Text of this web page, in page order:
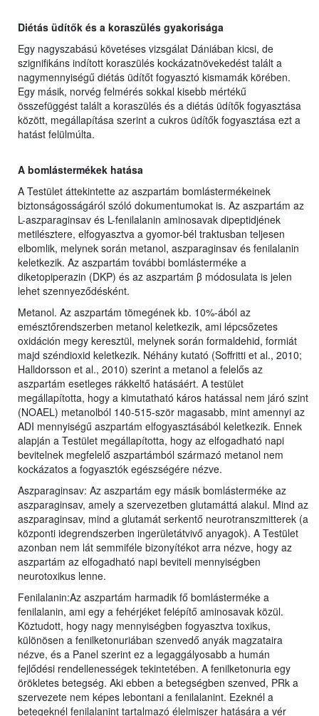
Diétás üdítők és a koraszülés gyakorisága
Egy nagyszabású követéses vizsgálat Dániában kicsi, de
szignifikáns indított koraszülés kockázatnövekedést talált a
nagymennyiségű diétás üdítőt fogyasztó kismamák körében.
Egy másik, norvég felmérés sokkal kisebb mértékű
összefüggést talált a koraszülés és a diétás üdítők fogyasztása
között, megállapítása szerint a cukros üdítők fogyasztása ezt a
hatást felülmúlta.
A bomlástermékek hatása
A Testület áttekintette az aszpartám bomlástermékeinek
biztonságosságáról szóló dokumentumokat is. Az aszpartám az
L-aszparaginsav és L-fenilalanin aminosavak dipeptidjének
metilésztere, elfogyasztva a gyomor-bél traktusban teljesen
elbomlik, melynek során metanol, aszparaginsav és fenilalanin
keletkezik. Az aszpartám további bomlásterméke a
diketopiperazin (DKP) és az aszpartám β módosulata is jelen
lehet szennyeződésként.
Metanol. Az aszpartám tömegének kb. 10%-ából az
emésztőrendszerben metanol keletkezik, ami lépcsőzetes
oxidáción megy keresztül, melynek során formaldehid, formiát
majd széndioxid keletkezik. Néhány kutató (Soffritti et al., 2010;
Halldorsson et al., 2010) szerint a metanol a felelős az
aszpartám esetleges rákkeltő hatásáért. A testület
megállapította, hogy a kimutatható káros hatással nem járó szint
(NOAEL) metanolból 140-515-ször magasabb, mint amennyi az
ADI mennyiségű aszpartám elfogyasztásából keletkezik. Ennek
alapján a Testület megállapította, hogy az elfogadható napi
bevitelnek megfelelő aszpartámból származó metanol nem
kockázatos a fogyasztók egészségére nézve.
Aszparaginsav: Az aszpartám egy másik bomlásterméke az
aszparaginsav, amely a szervezetben glutamáttá alakul. Mind az
aszparaginsav, mind a glutamát serkentő neurotranszmitterek (a
központi idegrendszerben ingerületátvivő anyagok). A Testület
azonban nem lát semmiféle bizonyítékot arra nézve, hogy az
aszpartám az elfogadható napi beviteli mennyiségben
neurotoxikus lenne.
Fenilalanin:Az aszpartám harmadik fő bomlásterméke a
fenilalanin, ami egy a fehérjéket felépítő aminosavak közül.
Köztudott, hogy nagy mennyiségben fogyasztva toxikus,
különösen a fenilketonuriában szenvedő anyák magzataira
nézve, és a Panel szerint ez a legaggályosabb a humán
fejlődési rendellenességek tekintetében. A fenilketonuria egy
örökletes betegség. Aki ebben a betegségben szenved, PRk a
szervezete nem képes lebontani a fenilalanint. Ezeknél a
betegeknél fenilalanint tartalmazó élelmiszer hatására a vér